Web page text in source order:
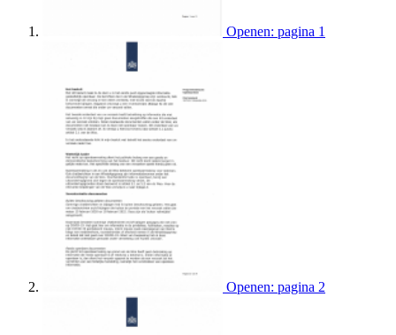
Openen: pagina 1
Openen: pagina 2